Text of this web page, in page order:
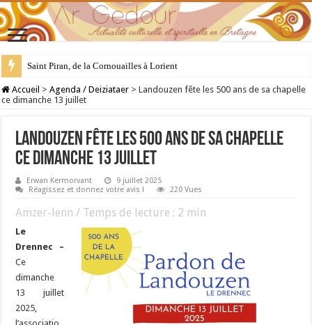
Saint Piran, de la Cornouailles à Lorient
28 juillet : Saint Samson de Dol, père de la Bretagne chrétienne
Accueil > Agenda / Deiziataer > Landouzen fête les 500 ans de sa chapelle
ce dimanche 13 juillet
Landouzen fête les 500 ans de sa chapelle
ce dimanche 13 juillet
Erwan Kermorvant
9 juillet 2025
Réagissez et donnez votre avis !
220 Vues
Amzer-lenn / Temps de lecture : 2 min
Le
Drennec –
Ce
dimanche
13 juillet
2025,